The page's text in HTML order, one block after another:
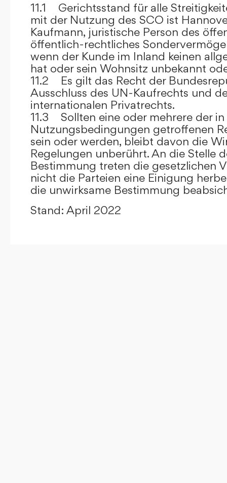
11.1 Gerichtsstand für alle
mit der Nutzung des SCO ist
Kaufmann, juristische Person des
öffentlich-rechtliches
wenn der Kunde im Inland keinen
hat oder sein Wohnsitz unbekannt
11.2 Es gilt das Recht der
Ausschluss des UN-Kaufrechts und
internationalen Privatrechts.
11.3 Sollten eine oder mehrere der in
Nutzungsbedingungen getroffenen
sein oder werden, bleibt davon die
Regelungen unberührt. An die Stelle
Bestimmung treten die gesetzlichen
nicht die Parteien eine Einigung
die unwirksame Bestimmung
Stand: April 2022